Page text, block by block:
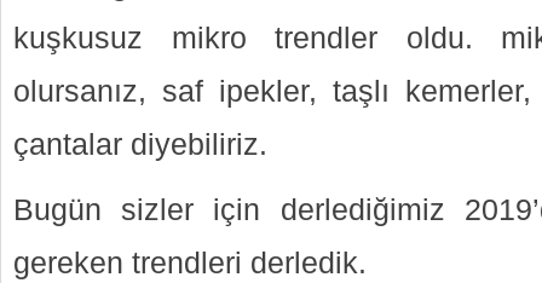
kuşkusuz mikro trendler oldu.
olursanız, saf ipekler, taşlı
çantalar diyebiliriz.
Bugün sizler için derlediğimiz
gereken trendleri derledik.